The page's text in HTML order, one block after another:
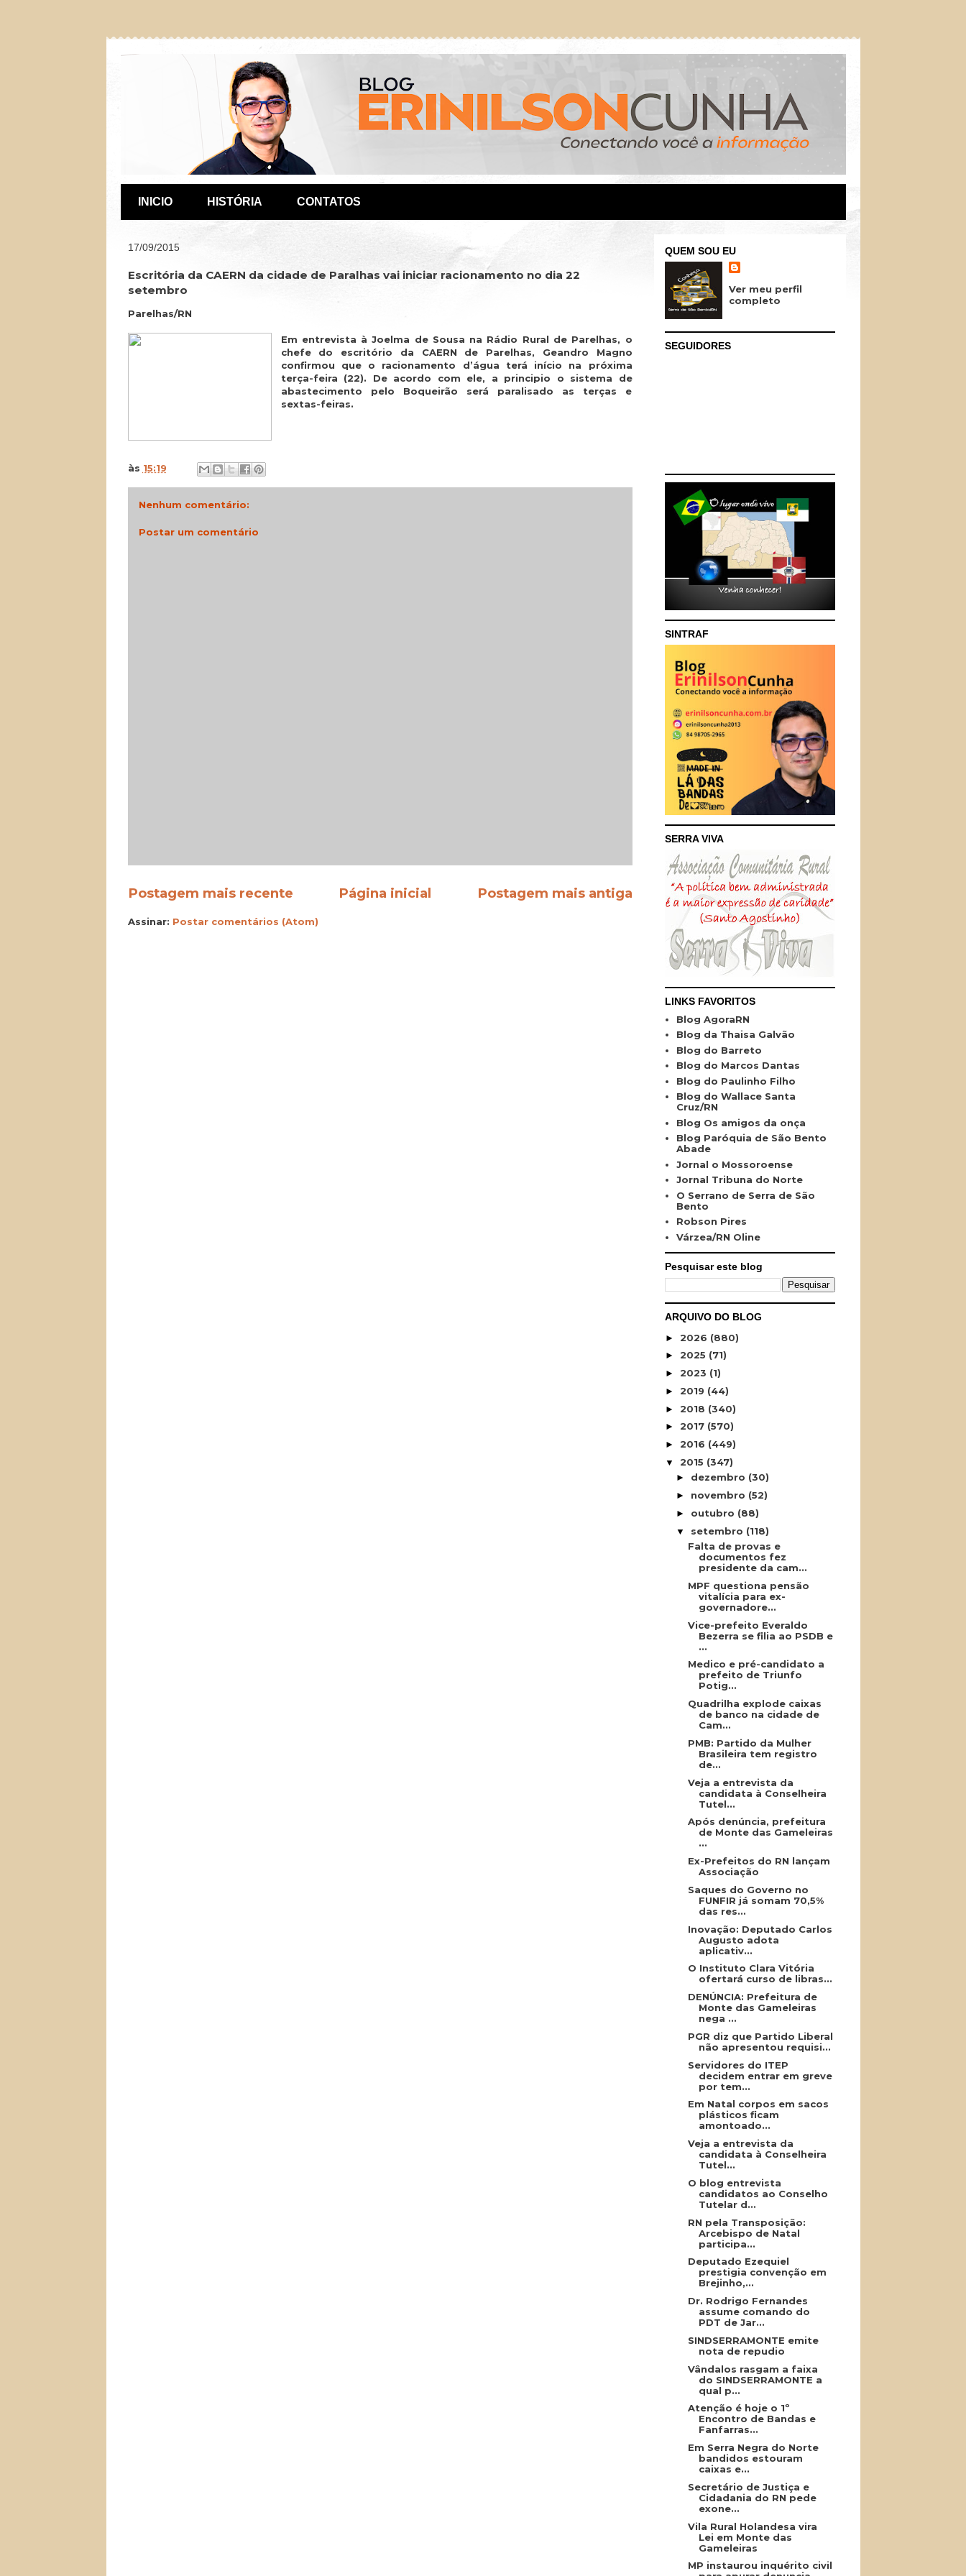
INICIO HISTÓRIA CONTATOS
17/09/2015
Escritória da CAERN da cidade de Paralhas vai iniciar racionamento no dia 22
setembro
Parelhas/RN
Em entrevista à Joelma de Sousa na Rádio Rural de Parelhas, o
chefe do escritório da CAERN de Parelhas, Geandro Magno
confirmou que o racionamento d’água terá início na próxima
terça-feira (22). De acordo com ele, a principio o sistema de
abastecimento pelo Boqueirão será paralisado as terças e
sextas-feiras.
às 15:19
Nenhum comentário:
Postar um comentário
Postagem mais recente Postagem mais antiga
Página inicial
Assinar: Postar comentários (Atom)
QUEM SOU EU
Ver meu perfil
completo
SEGUIDORES
SINTRAF
SERRA VIVA
LINKS FAVORITOS
Blog AgoraRN
Blog da Thaisa Galvão
Blog do Barreto
Blog do Marcos Dantas
Blog do Paulinho Filho
Blog do Wallace Santa
Cruz/RN
Blog Os amigos da onça
Blog Paróquia de São Bento
Abade
Jornal o Mossoroense
Jornal Tribuna do Norte
O Serrano de Serra de São
Bento
Robson Pires
Várzea/RN Oline
Pesquisar este blog
ARQUIVO DO BLOG
► 2026 (880)
► 2025 (71)
► 2023 (1)
► 2019 (44)
► 2018 (340)
► 2017 (570)
► 2016 (449)
▼ 2015 (347)
► dezembro (30)
► novembro (52)
► outubro (88)
▼ setembro (118)
Falta de provas e
documentos fez
presidente da cam...
MPF questiona pensão
vitalícia para ex-
governadore...
Vice-prefeito Everaldo
Bezerra se filia ao PSDB e
...
Medico e pré-candidato a
prefeito de Triunfo
Potig...
Quadrilha explode caixas
de banco na cidade de
Cam...
PMB: Partido da Mulher
Brasileira tem registro
de...
Veja a entrevista da
candidata à Conselheira
Tutel...
Após denúncia, prefeitura
de Monte das Gameleiras
...
Ex-Prefeitos do RN lançam
Associação
Saques do Governo no
FUNFIR já somam 70,5%
das res...
Inovação: Deputado Carlos
Augusto adota
aplicativ...
O Instituto Clara Vitória
ofertará curso de libras...
DENÚNCIA: Prefeitura de
Monte das Gameleiras
nega ...
PGR diz que Partido Liberal
não apresentou requisi...
Servidores do ITEP
decidem entrar em greve
por tem...
Em Natal corpos em sacos
plásticos ficam
amontoado...
Veja a entrevista da
candidata à Conselheira
Tutel...
O blog entrevista
candidatos ao Conselho
Tutelar d...
RN pela Transposição:
Arcebispo de Natal
participa...
Deputado Ezequiel
prestigia convenção em
Brejinho,...
Dr. Rodrigo Fernandes
assume comando do
PDT de Jar...
SINDSERRAMONTE emite
nota de repudio
Vândalos rasgam a faixa
do SINDSERRAMONTE a
qual p...
Atenção é hoje o 1º
Encontro de Bandas e
Fanfarras...
Em Serra Negra do Norte
bandidos estouram
caixas e...
Secretário de Justiça e
Cidadania do RN pede
exone...
Vila Rural Holandesa vira
Lei em Monte das
Gameleiras
MP instaurou inquérito civil